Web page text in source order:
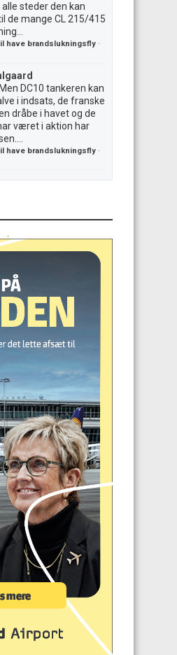
alle steder den kan
de mange CL 215/415
have brandslukningsfly ·
DC10 tankeren kan
i indsats, de franske
dråbe i havet og de
været i aktion har
have brandslukningsfly ·